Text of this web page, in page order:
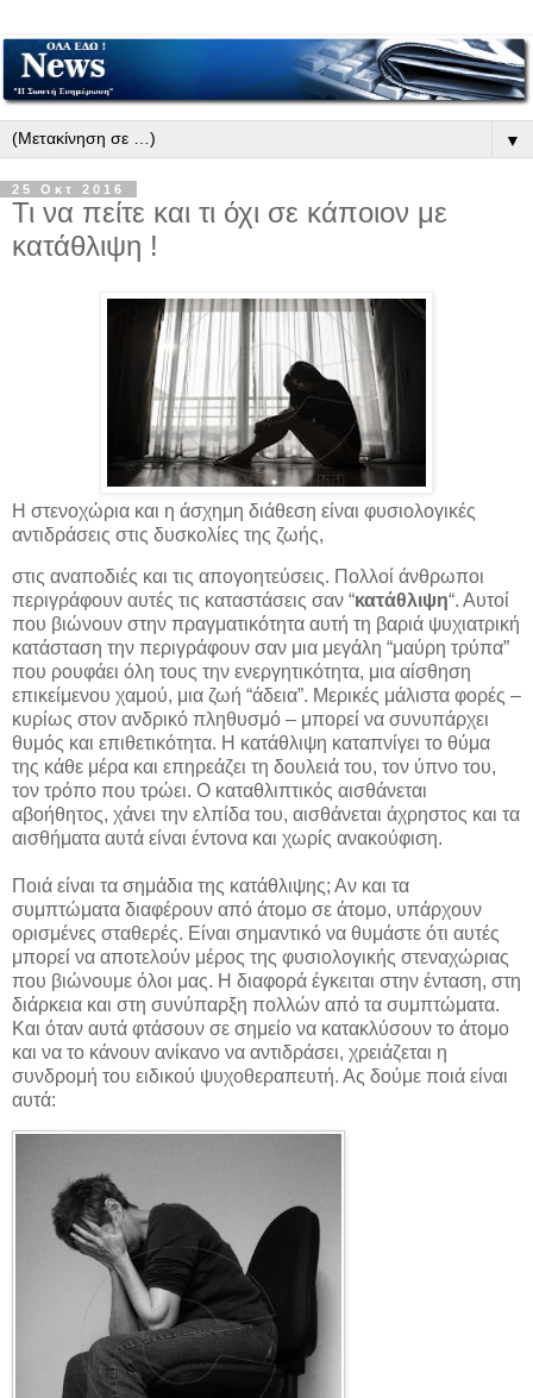
▼
25 Οκτ 2016
Τι να πείτε και τι όχι σε κάποιον με
κατάθλιψη !
Η στενοχώρια και η άσχημη διάθεση είναι φυσιολογικές
αντιδράσεις στις δυσκολίες της ζωής,
στις αναποδιές και τις απογοητεύσεις. Πολλοί άνθρωποι
περιγράφουν αυτές τις καταστάσεις σαν “κατάθλιψη“. Αυτοί
που βιώνουν στην πραγματικότητα αυτή τη βαριά ψυχιατρική
κατάσταση την περιγράφουν σαν μια μεγάλη “μαύρη τρύπα”
που ρουφάει όλη τους την ενεργητικότητα, μια αίσθηση
επικείμενου χαμού, μια ζωή “άδεια”. Μερικές μάλιστα φορές –
κυρίως στον ανδρικό πληθυσμό – μπορεί να συνυπάρχει
θυμός και επιθετικότητα. Η κατάθλιψη καταπνίγει το θύμα
της κάθε μέρα και επηρεάζει τη δουλειά του, τον ύπνο του,
τον τρόπο που τρώει. Ο καταθλιπτικός αισθάνεται
αβοήθητος, χάνει την ελπίδα του, αισθάνεται άχρηστος και τα
αισθήματα αυτά είναι έντονα και χωρίς ανακούφιση.
Ποιά είναι τα σημάδια της κατάθλιψης; Αν και τα
συμπτώματα διαφέρουν από άτομο σε άτομο, υπάρχουν
ορισμένες σταθερές. Είναι σημαντικό να θυμάστε ότι αυτές
μπορεί να αποτελούν μέρος της φυσιολογικής στεναχώριας
που βιώνουμε όλοι μας. Η διαφορά έγκειται στην ένταση, στη
διάρκεια και στη συνύπαρξη πολλών από τα συμπτώματα.
Και όταν αυτά φτάσουν σε σημείο να κατακλύσουν το άτομο
και να το κάνουν ανίκανο να αντιδράσει, χρειάζεται η
συνδρομή του ειδικού ψυχοθεραπευτή. Ας δούμε ποιά είναι
αυτά: